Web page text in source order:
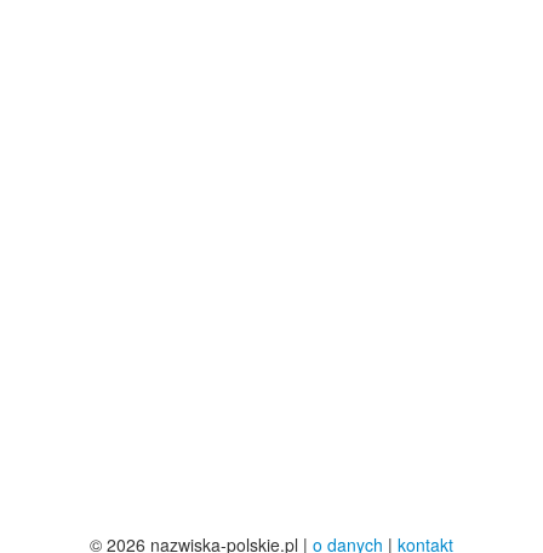
© 2026 nazwiska-polskie.pl | o danych | kontakt